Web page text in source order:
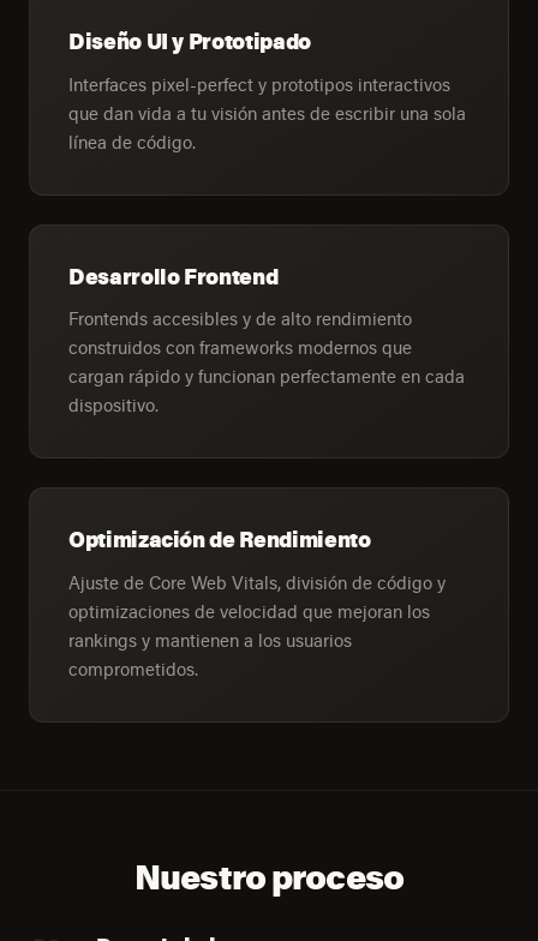
Diseño UI y Prototipado
Interfaces pixel-perfect y prototipos interactivos
que dan vida a tu visión antes de escribir una sola
línea de código.
Desarrollo Frontend
Frontends accesibles y de alto rendimiento
construidos con frameworks modernos que
cargan rápido y funcionan perfectamente en cada
dispositivo.
Optimización de Rendimiento
Ajuste de Core Web Vitals, división de código y
optimizaciones de velocidad que mejoran los
rankings y mantienen a los usuarios
comprometidos.
Nuestro proceso